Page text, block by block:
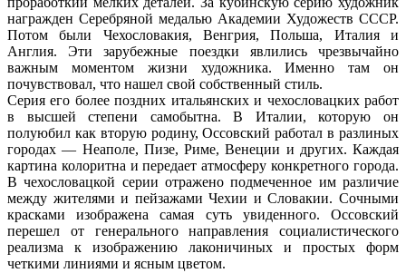
награжден Серебряной медалью Академии Художеств СССР.
Потом были Чехословакия, Венгрия, Польша, Италия и
Англия. Эти зарубежные поездки явлились чрезвычайно
важным моментом жизни художника. Именно там он
почувствовал, что нашел свой собственный стиль.
Серия его более поздних итальянских и чехословацких работ
в высшей степени самобытна. В Италии, которую он
полуюбил как вторую родину, Оссовский работал в разлиных
городах — Неаполе, Пизе, Риме, Венеции и других. Каждая
картина колоритна и передает атмосферу конкретного города.
В чехословацкой серии отражено подмеченное им различие
между жителями и пейзажами Чехии и Словакии. Сочными
красками изображена самая суть увиденного. Оссовский
перешел от генерального направления социалистического
реализма к изображению лаконичиных и простых форм
четкими линиями и ясным цветом.